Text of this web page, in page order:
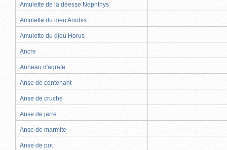
Amulette de la déesse Nephthys
Amulette du dieu Anubis
Amulette du dieu Horus
Ancre
Anneau d'agrafe
Anse de contenant
Anse de cruche
Anse de jarre
Anse de marmite
Anse de pot